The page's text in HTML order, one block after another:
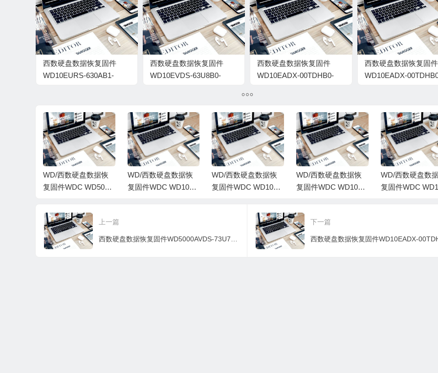
西数硬盘数据恢复固件
WD10EURS-630AB1-
0015004A
西数硬盘数据恢复固件
WD10EVDS-63U8B0-
西数硬盘数据恢复固件
WD10EADX-00TDHB0-
007700CD
西数硬盘数据恢复固件
WD10EADX-
007700DU
WD/西数硬盘数据恢
复固件WDC WD5000
A01-WD-WMAV50296
882-00700038-H3-197
4
WD/西数硬盘数据恢
复固件WDC WD10EV
WD/西数硬盘数据恢
复固件WDC WD10EV
-WD-WCAV56314824
-0090005T-H4-1974
WD/西数硬盘数据恢
复固件WDC WD10EV
-WD-WCAV5H536945
-00900099-H4-1974
WD/西数硬盘数
复固件WDC
上一篇 下一篇